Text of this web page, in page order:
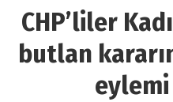
CHP’liler
butlan
eylemi